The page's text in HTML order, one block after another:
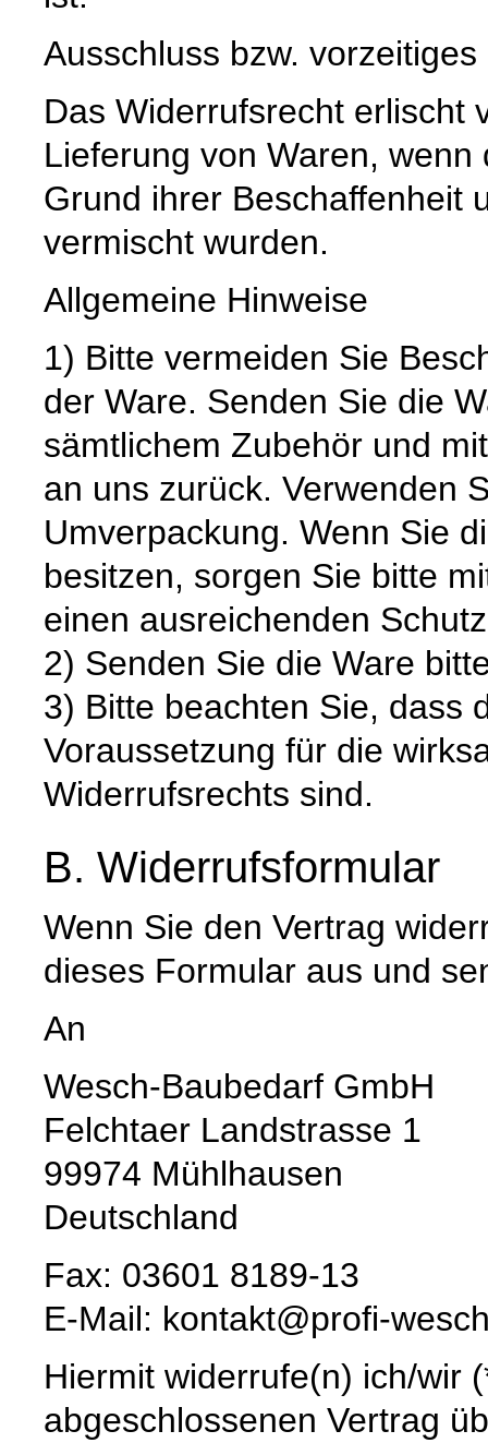
Ausschluss bzw.
Das Widerrufsrecht erlischt
Lieferung von Waren,
Grund ihrer Beschaffenheit
vermischt wurden.
Allgemeine Hinweise
1) Bitte vermeiden Sie
der Ware. Senden Sie die
sämtlichem Zubehör und
an uns zurück. Verwenden
Umverpackung. Wenn Sie
besitzen, sorgen Sie bitte
einen ausreichenden
2) Senden Sie die Ware
3) Bitte beachten Sie, dass
Voraussetzung für die
Widerrufsrechts sind.
B. Widerrufsformular
Wenn Sie den Vertrag
dieses Formular aus und
An
Wesch-Baubedarf GmbH
Felchtaer Landstrasse 1
99974 Mühlhausen
Deutschland
Fax: 03601 8189-13
E-Mail: kontakt@profi-
Hiermit widerrufe(n) ich/wir
abgeschlossenen Vertrag